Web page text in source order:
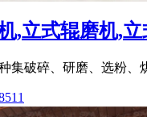
,立式辊磨机,
集破碎、研磨、选粉、